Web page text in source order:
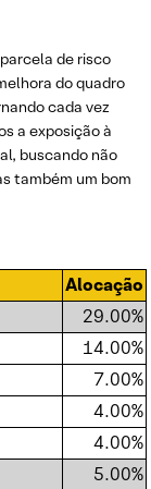
de risco
do quadro
cada vez
a exposição à
buscando não
também um bom
Alocação
29.00%
14.00%
7.00%
4.00%
4.00%
5.00%